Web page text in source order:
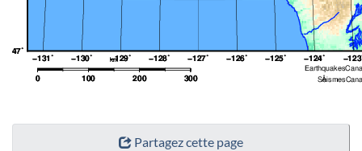
"Détails
Partagez cette page